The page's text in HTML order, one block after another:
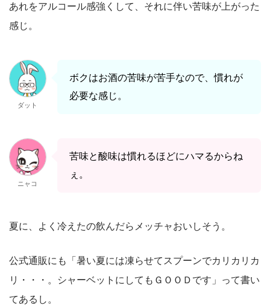
あれをアルコール感強くして、それに伴い苦味が上がった
感じ。
ダット
ボクはお酒の苦味が苦手なので、慣れが
必要な感じ。
ニャコ
苦味と酸味は慣れるほどにハマるからね
ぇ。
夏に、よく冷えたの飲んだらメッチャおいしそう。
公式通販にも「暑い夏には凍らせてスプーンでカリカリカ
リ・・・。シャーベットにしてもＧＯＯＤです」って書い
てあるし。